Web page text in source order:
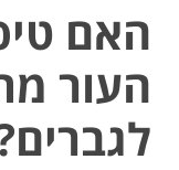
האם
העור